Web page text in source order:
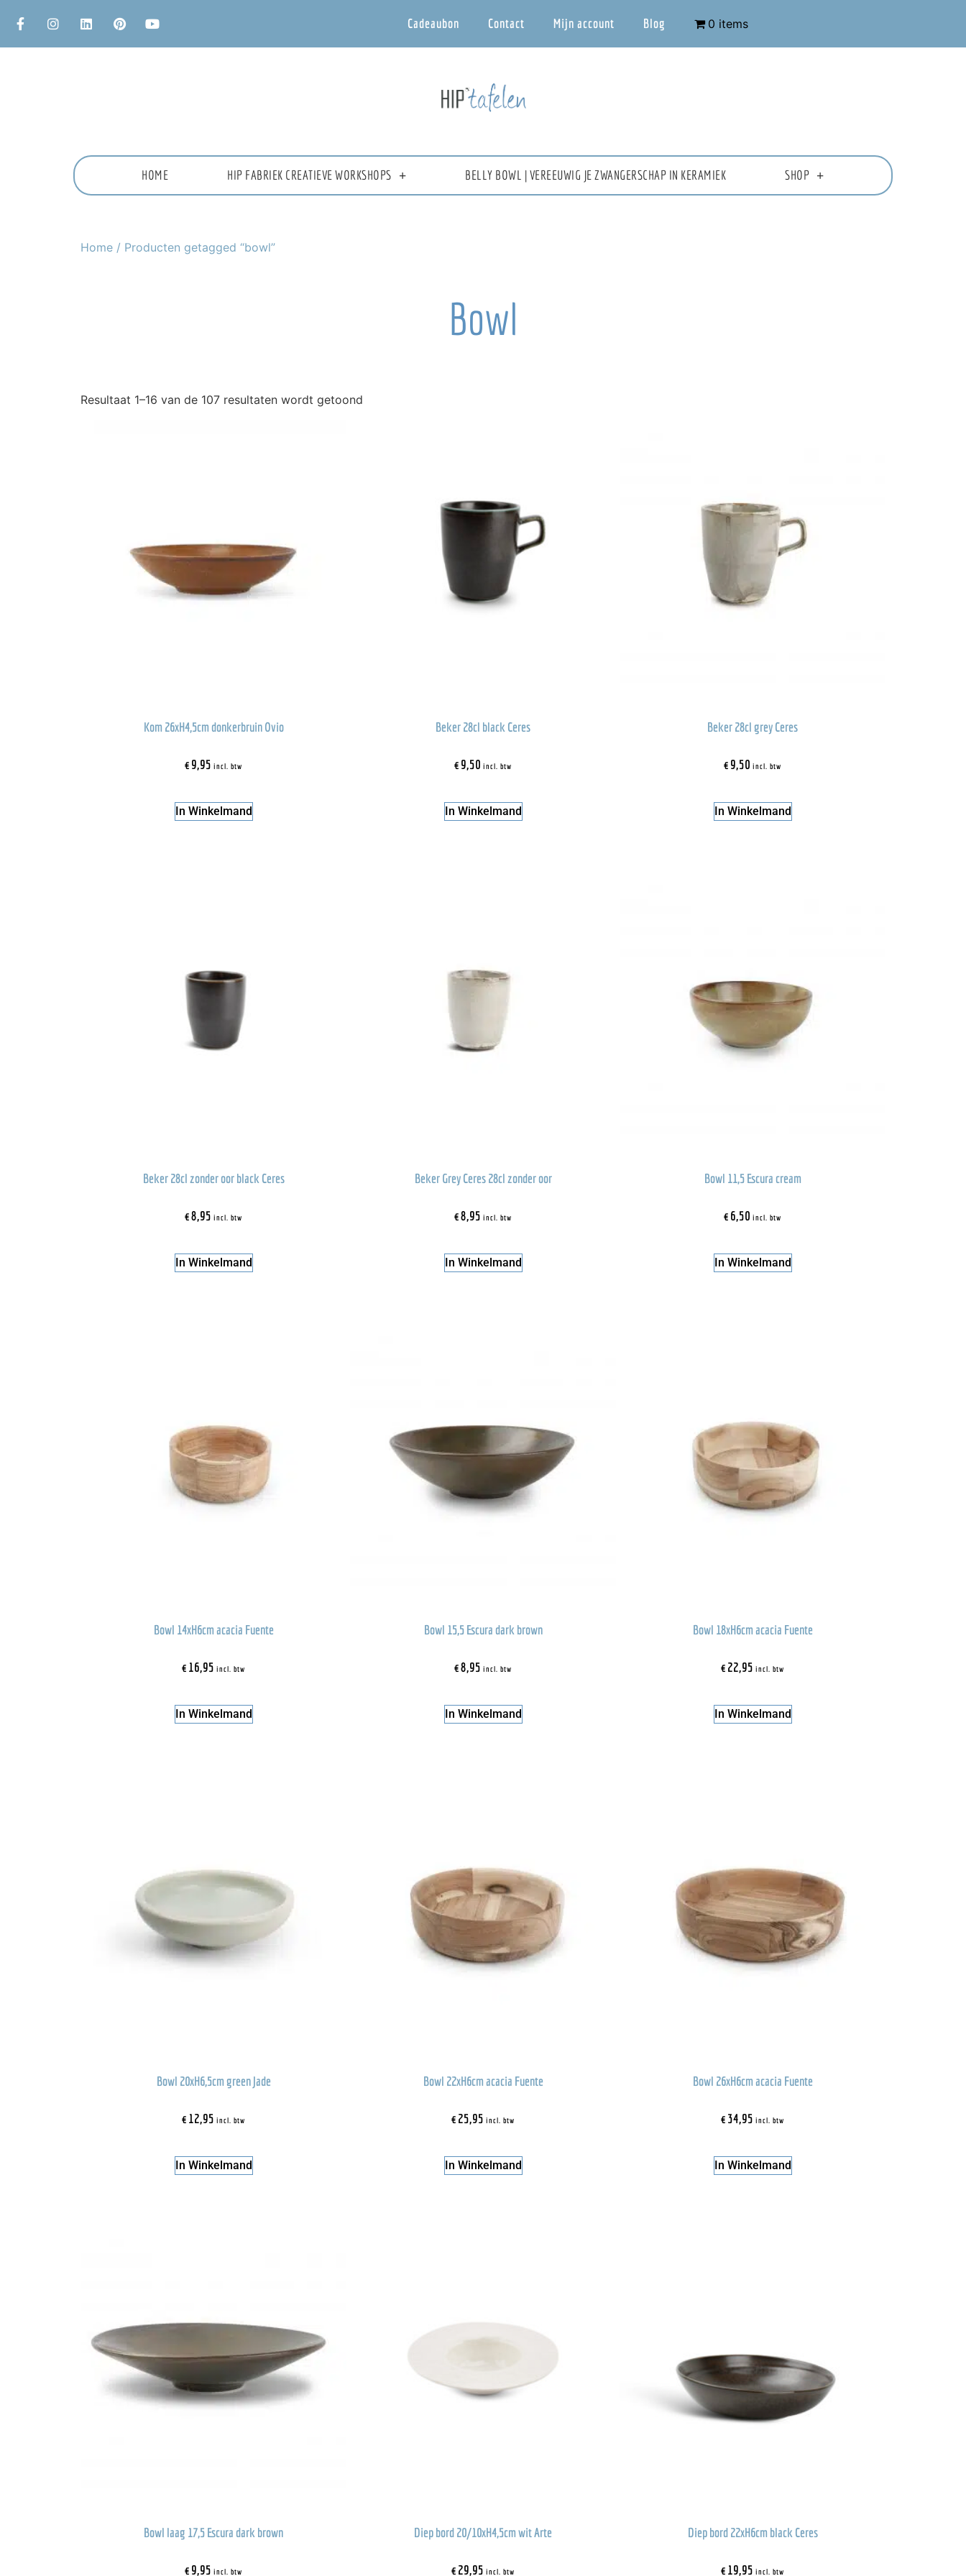
Cadeaubon Contact Mijn account Blog 0 items
HOME HIP FABRIEK CREATIEVE WORKSHOPS BELLY BOWL | VEREEUWIG JE ZWANGERSCHAP IN KERAMIEK SHOP
Home / Producten getagged “bowl”
Bowl
Resultaat 1–16 van de 107 resultaten wordt getoond
Kom 26xH4,5cm donkerbruin Ovio
€9,95 incl. btw
In Winkelmand
Beker 28cl black Ceres
€9,50 incl. btw
In Winkelmand
Beker 28cl grey Ceres
€9,50 incl. btw
In Winkelmand
Beker 28cl zonder oor black Ceres
€8,95 incl. btw
In Winkelmand
Beker Grey Ceres 28cl zonder oor
€8,95 incl. btw
In Winkelmand
Bowl 11,5 Escura cream
€6,50 incl. btw
In Winkelmand
Bowl 14xH6cm acacia Fuente
€16,95 incl. btw
In Winkelmand
Bowl 15,5 Escura dark brown
€8,95 incl. btw
In Winkelmand
Bowl 18xH6cm acacia Fuente
€22,95 incl. btw
In Winkelmand
Bowl 20xH6,5cm green Jade
€12,95 incl. btw
In Winkelmand
Bowl 22xH6cm acacia Fuente
€25,95 incl. btw
In Winkelmand
Bowl 26xH6cm acacia Fuente
€34,95 incl. btw
In Winkelmand
Bowl laag 17,5 Escura dark brown
€9,95 incl. btw
Diep bord 20/10xH4,5cm wit Arte
€29,95 incl. btw
Diep bord 22xH6cm black Ceres
€19,95 incl. btw